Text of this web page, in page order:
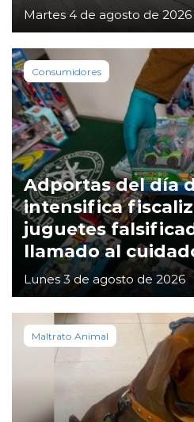
Martes 4 de agosto de 2026
Consumidores
Adportas del día
intensifica
juguetes
llamado al
Lunes 3 de agosto de 2026
Maltrato Animal